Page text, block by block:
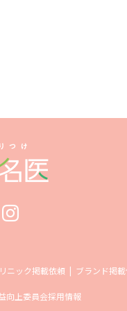
ニック掲載依頼 ブランド掲
向上委員会採用情報